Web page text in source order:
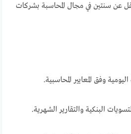
عن سنتين في مجال المحاسبة بشركات
وفق المعايير المحاسبية.
البنكية والتقارير الشهرية.